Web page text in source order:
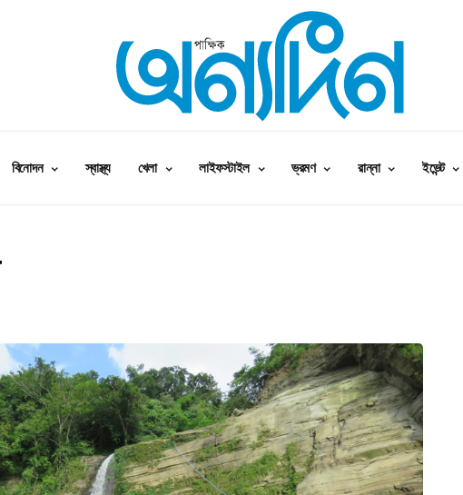
বিনোদন স্বাস্থ্য খেলা লাইফস্টাইল ভ্রমণ রান্না ইভেন্ট